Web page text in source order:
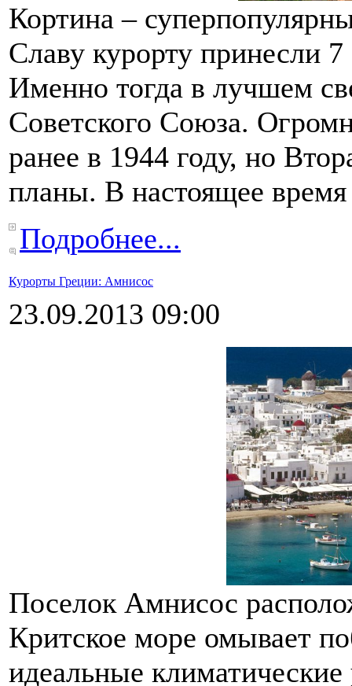
Кортина –
Славу курорту принесли
Именно тогда в лучшем
Советского Союза.
ранее в 1944 году, но
планы. В настоящее время
Подробнее...
Курорты Греции: Амнисос
23.09.2013 09:00
Поселок Амнисос
Критское море омывает
идеальные